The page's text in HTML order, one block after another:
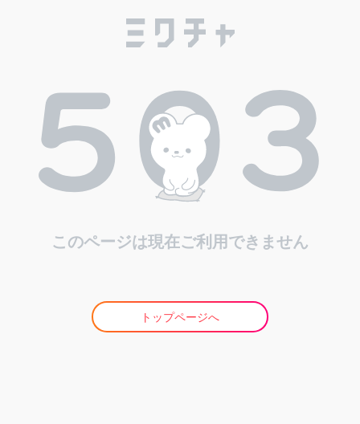
このページは現在ご利用できません